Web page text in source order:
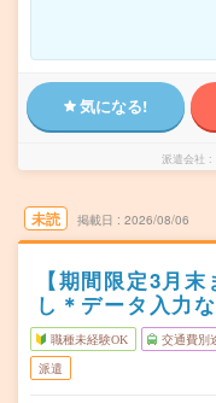
気になる!
派遣会社
未読 掲載日 2026/08/06
【期間限定3月
し＊データ入力
職種未経験OK 交通費別
派遣